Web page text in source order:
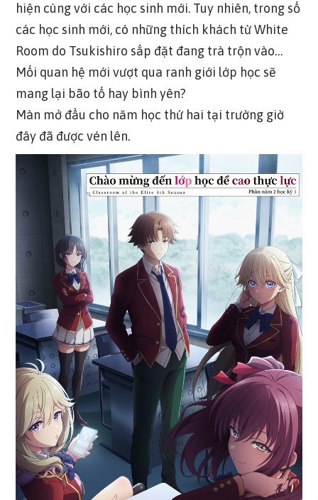
hiện cùng với các học sinh mới. Tuy nhiên, trong số
các học sinh mới, có những thích khách từ White
Room do Tsukishiro sắp đặt đang trà trộn vào…
Mối quan hệ mới vượt qua ranh giới lớp học sẽ
mang lại bão tố hay bình yên?
Màn mở đầu cho năm học thứ hai tại trường giờ
đây đã được vén lên.